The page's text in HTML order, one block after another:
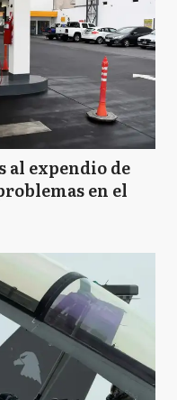
al expendio de
en el